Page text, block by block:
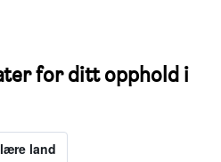
for ditt opphold i
land